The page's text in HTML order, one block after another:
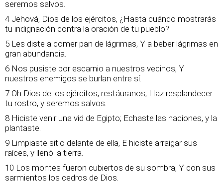
seremos salvos.
4 Jehová, Dios de los ejércitos, ¿Hasta cuándo mostrarás
tu indignación contra la oración de tu pueblo?
5 Les diste a comer pan de lágrimas, Y a beber lágrimas en
gran abundancia.
6 Nos pusiste por escarnio a nuestros vecinos, Y
nuestros enemigos se burlan entre sí.
7 Oh Dios de los ejércitos, restáuranos; Haz resplandecer
tu rostro, y seremos salvos.
8 Hiciste venir una vid de Egipto; Echaste las naciones, y la
plantaste.
9 Limpiaste sitio delante de ella, E hiciste arraigar sus
raíces, y llenó la tierra.
10 Los montes fueron cubiertos de su sombra, Y con sus
sarmientos los cedros de Dios.